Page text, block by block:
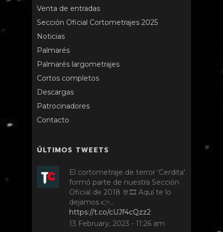
Venta de entradas
Sección Oficial Cortometrajes 2025
Noticias
Palmarés
Palmarés largometrajes
Cortos completos
Descargas
Patrocinadores
Contacto
ÚLTIMOS TWEETS
El cortometraje de terror 'Cerdita'
formó parte de nuestra Sección
Oficial de 2018 🤘🎞️ Aquí te lo
dejamos 👉…
https://t.co/cUJf4cQzz2
13 February, 2023 - 11:26 am